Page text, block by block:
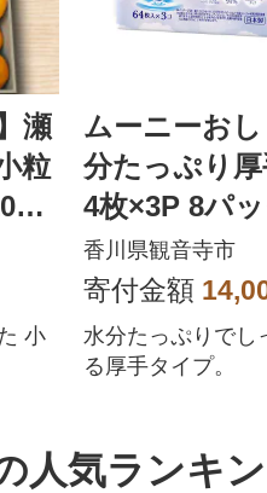
瀬
粒
小
ムーニーお
分たっぷり
4枚×3P 8パ
香川県観音寺市
寄付金額
水分たっぷりでし
る厚手タイプ。
人気ランキ